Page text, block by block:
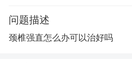
问题描述
颈椎强直怎么办可以治好吗